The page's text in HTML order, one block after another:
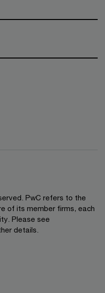
PwC refers to the
of its member firms, each
Please see
details.